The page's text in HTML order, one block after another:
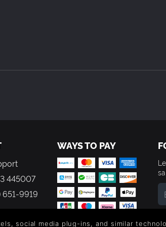
法被招降
445007
651-9919
WAYS TO PAY
social media plug-ins, and similar